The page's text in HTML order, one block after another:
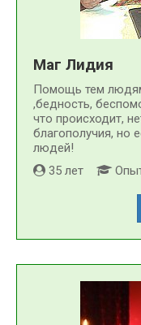
Маг Лидия
Помощь тем
,бедность,
что происходит,
благополучия, но
людей!
35 лет